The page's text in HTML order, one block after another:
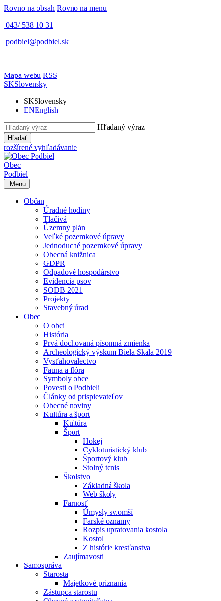
Rovno na obsah Rovno na menu
043/ 538 10 31
podbiel@podbiel.sk
Mapa webu RSS
SKSlovensky
SKSlovensky
ENEnglish
Hľadaný výraz
Hľadať
rozšírené vyhľadávanie
Obec
Podbiel
Menu
Občan
Úradné hodiny
Tlačivá
Územný plán
Veľké pozemkové úpravy
Jednoduché pozemkové úpravy
Obecná knižnica
GDPR
Odpadové hospodárstvo
Evidencia psov
SODB 2021
Projekty
Stavebný úrad
Obec
O obci
História
Prvá dochovaná písomná zmienka
Archeologický výskum Biela Skala 2019
Vysťahovalectvo
Fauna a flóra
Symboly obce
Povesti o Podbieli
Články od prispievateľov
Obecné noviny
Kultúra a šport
Kultúra
Šport
Hokej
Cykloturistický klub
Športový klub
Stolný tenis
Školstvo
Základná škola
Web školy
Farnosť
Úmysly sv.omší
Farské oznamy
Rozpis upratovania kostola
Kostol
Z histórie kresťanstva
Zaujímavosti
Samospráva
Starosta
Majetkové priznania
Zástupca starostu